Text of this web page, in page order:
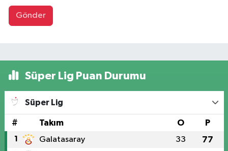
Gönder
Süper Lig Puan Durumu
Süper Lig
# Takım O P
1 Galatasaray 33 77